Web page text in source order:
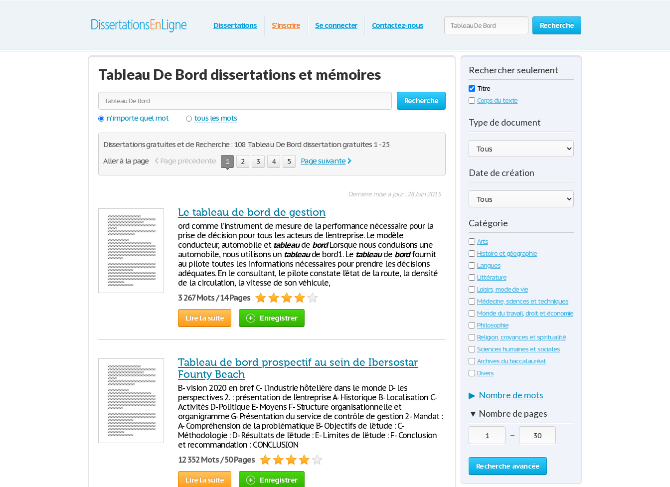
Recherche
Dissertations S'inscrire Se connecter Contactez-nous
Tableau De Bord dissertations et mémoires
Recherche
n'importe quel mot
tous les mots
Dissertations gratuites et de Recherche : 108 Tableau De Bord dissertation gratuites 1 - 25
Aller à la page
Page précédente 1 2 3 4 5 Page suivante
Dernière mise à jour : 28 Juin 2015
Le tableau de bord de gestion
ord comme l’instrument de mesure de la performance nécessaire pour la
prise de décision pour tous les acteurs de l’entreprise. Le modèle
conducteur, automobile et tableaude bordLorsque nous conduisons une
automobile, nous utilisons un tableaude bord1. Le tableaude bordfournit
au pilote toutes les informations nécessaires pour prendre les décisions
adéquates. En le consultant, le pilote constate l’état de la route, la densité
de la circulation, la vitesse de son véhicule,
3 267 Mots / 14 Pages
Lire la suite Enregistrer
Tableau de bord prospectif au sein de Ibersostar
Founty Beach
B- vision 2020 en bref C- l’industrie hôtelière dans le monde D- les
perspectives 2. : présentation de l’entreprise A- Historique B- Localisation C-
Activités D- Politique E- Moyens F- Structure organisationnelle et
organigramme G- Présentation du service de contrôle de gestion 2- Mandat :
A- Compréhension de la problématique B- Objectifs de l’étude : C-
Méthodologie : D- Résultats de l’étude : E- Limites de l’étude : F- Conclusion
et recommandation : CONCLUSION
12 352 Mots / 50 Pages
Lire la suite Enregistrer
Rechercher seulement
Titre
Corps du texte
Type de document
Date de création
Catégorie
Arts
Histoire et géographie
Langues
Littérature
Loisirs, mode de vie
Médecine, sciences et techniques
Monde du travail, droit et économie
Philosophie
Religion, croyances et spiritualité
Sciences humaines et sociales
Archives du baccalauréat
Divers
▶ Nombre de mots
▼ Nombre de pages
—
Recherche avancée